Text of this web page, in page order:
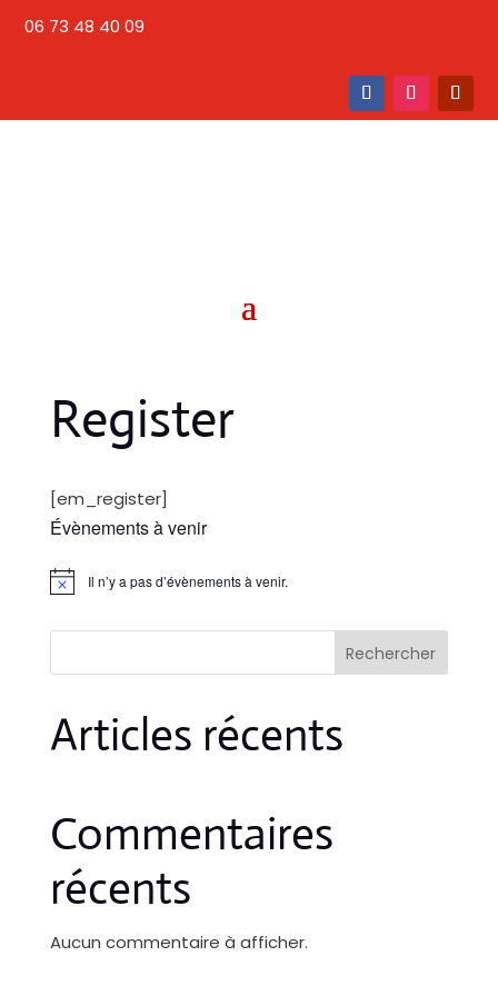
06 73 48 40 09
Register
[em_register]
Évènements à venir
Notice Il n’y a pas d’évènements à venir.
Rechercher
Articles récents
Commentaires
récents
Aucun commentaire à afficher.